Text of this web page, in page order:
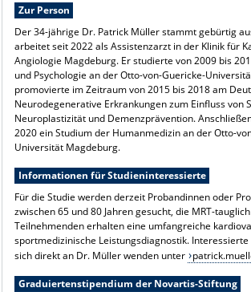
Zur Person
Der 34-jährige Dr. Patrick Müller stammt gebürtig
arbeitet seit 2022 als Assistenzarzt in der Klinik für
Angiologie Magdeburg. Er studierte von 2009 bis
und Psychologie an der Otto-von-Guericke-
promovierte im Zeitraum von 2015 bis 2018 am
Neurodegenerative Erkrankungen zum Einfluss von
Neuroplastizität und Demenzprävention.
2020 ein Studium der Humanmedizin an der Otto-
Universität Magdeburg.
Informationen für Studieninteressierte
Für die Studie werden derzeit Probandinnen oder
zwischen 65 und 80 Jahren gesucht, die MRT-
Teilnehmenden erhalten eine umfangreiche
sportmedizinische Leistungsdiagnostik. Interessierte
sich direkt an Dr. Müller wenden unter
Graduiertenstipendium der Novartis-Stiftung